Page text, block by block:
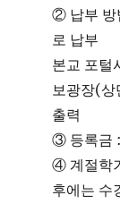
② 납부 방
로 납부
본교 포털
보광장(
출력
③ 등록금
④ 계절학
후에는 수